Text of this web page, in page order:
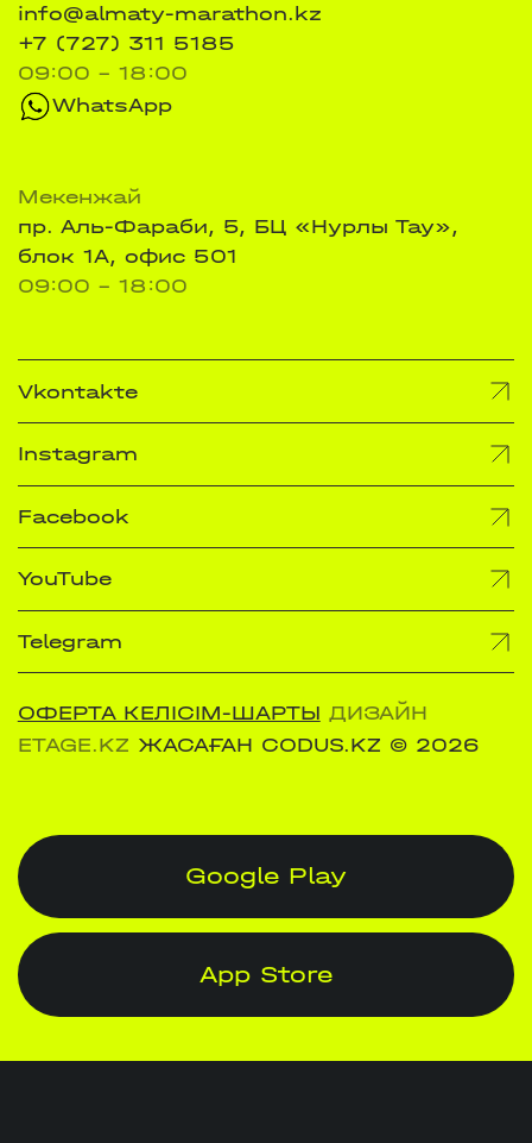
info@almaty-marathon.kz
+7 (727) 311 5185
09:00 - 18:00
WhatsApp
Мекенжай
пр. Аль-Фараби, 5, БЦ «Нурлы Тау»,
блок 1А, офис 501
09:00 - 18:00
Vkontakte
Instagram
Facebook
YouTube
Telegram
ОФЕРТА КЕЛІСІМ-ШАРТЫ ДИЗАЙН
ETAGE.KZ ЖАСАҒАН CODUS.KZ © 2026
Google Play
App Store